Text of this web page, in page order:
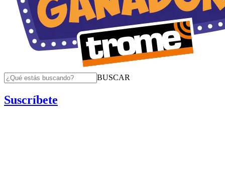
BUSCAR
Suscríbete